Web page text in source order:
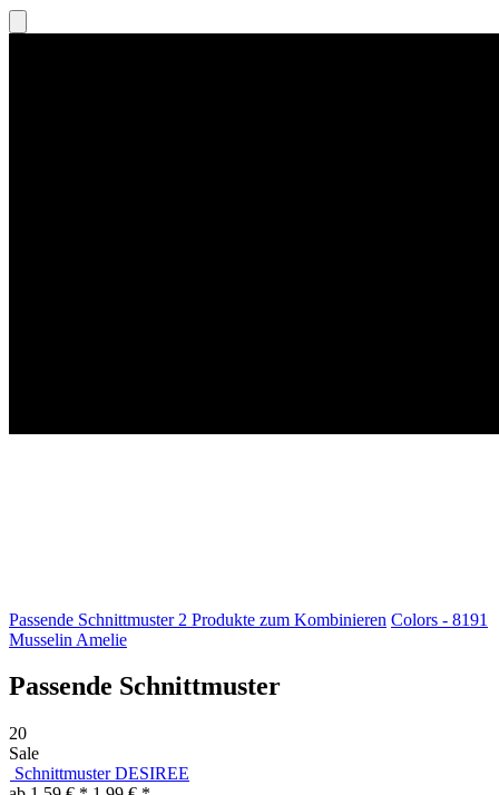
Passende Schnittmuster 2 Produkte zum Kombinieren Colors - 8191
Musselin Amelie
Passende Schnittmuster
20
Sale
Schnittmuster DESIREE